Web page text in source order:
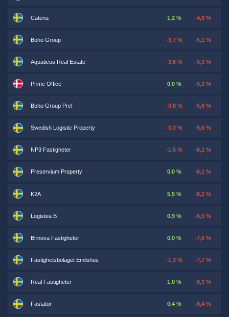
Catena 1,2 % -4,6 %
Boho Group -3,7 % -5,1 %
Aquaticus Real Estate -3,6 % -5,3 %
Prime Office 0,0 % -5,3 %
Boho Group Pref -0,8 % -5,6 %
Swedish Logistic Property -0,3 % -5,6 %
NP3 Fastigheter -1,5 % -6,1 %
Preservium Property 0,0 % -6,1 %
K2A 5,5 % -6,2 %
Logistea B 0,9 % -6,5 %
Brinova Fastigheter 0,0 % -7,6 %
Fastighetsbolaget Emilshus -1,3 % -7,7 %
Real Fastigheter 1,0 % -8,3 %
Fastator 0,4 % -8,4 %